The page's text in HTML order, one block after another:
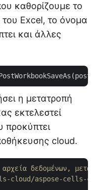
καθορίζουμε το
του Excel, το όνομα
και άλλες
η μετατροπή
εκτελεστεί
προκύπτει
cloud.
δεδομένων,
cloud/aspose-cells-